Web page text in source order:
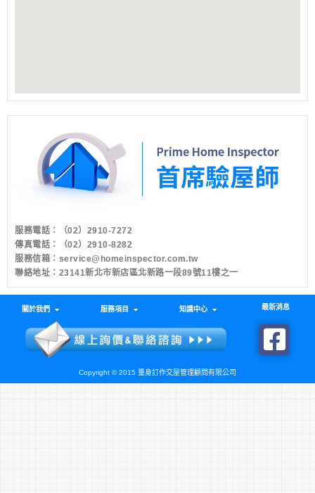
服務電話：
（02）2910-7272
傳真電話：（02）2910-8282
服務信箱： service@homeinspector.com.tw
聯絡地址：23141新北市新店區北新路一段89號11樓之一
關於我們 服務項目 知識中心 最新消息
Copyright © 2015 量身訂作交屋管理顧問有限公司